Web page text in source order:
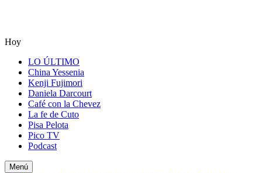
Hoy
LO ÚLTIMO
China Yessenia
Kenji Fujimori
Daniela Darcourt
Café con la Chevez
La fe de Cuto
Pisa Pelota
Pico TV
Podcast
Menú